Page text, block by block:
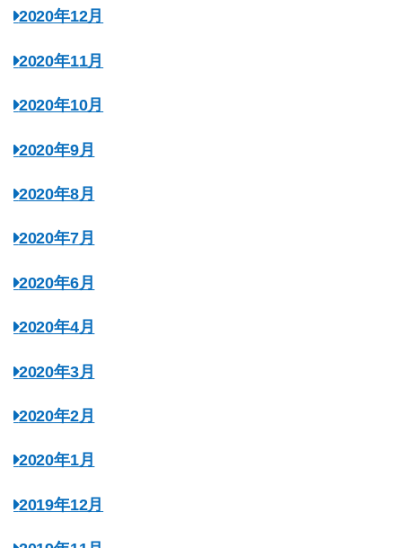
2020年12月
2020年11月
2020年10月
2020年9月
2020年8月
2020年7月
2020年6月
2020年4月
2020年3月
2020年2月
2020年1月
2019年12月